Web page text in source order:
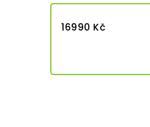
16990 Kč